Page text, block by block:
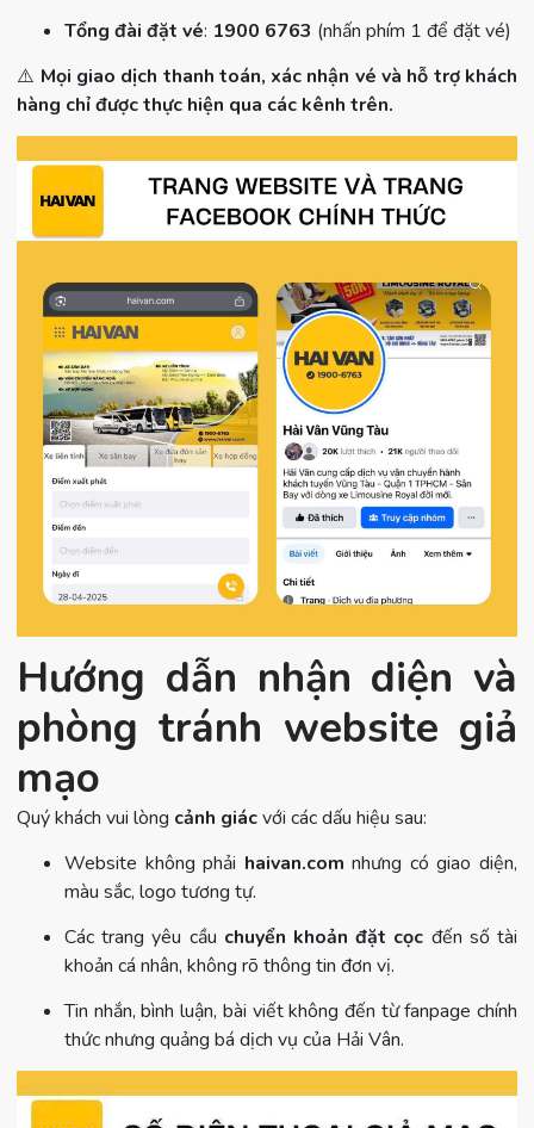
Tổng đài đặt vé: 1900 6763 (nhấn phím 1 để đặt vé)
⚠️ Mọi giao dịch thanh toán, xác nhận vé và hỗ trợ khách
hàng chỉ được thực hiện qua các kênh trên.
Hướng dẫn nhận diện và
phòng tránh website giả
mạo
Quý khách vui lòng cảnh giácvới các dấu hiệu sau:
Website không phải haivan.com nhưng có giao diện,
màu sắc, logo tương tự.
Các trang yêu cầu chuyển khoản đặt cọc đến số tài
khoản cá nhân, không rõ thông tin đơn vị.
Tin nhắn, bình luận, bài viết không đến từ fanpage chính
thức nhưng quảng bá dịch vụ của Hải Vân.